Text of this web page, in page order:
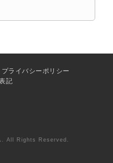
プライバシーポリシー
記
. All Rights Reserved.